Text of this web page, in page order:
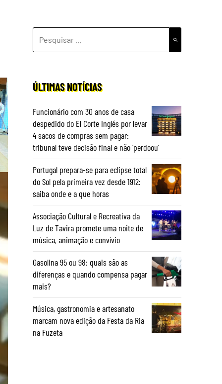
POR:
ÚLTIMAS NOTÍCIAS
Funcionário com 30 anos de casa
despedido do El Corte Inglés por levar
4 sacos de compras sem pagar:
tribunal teve decisão final e não ‘perdoou’
Portugal prepara-se para eclipse total
do Sol pela primeira vez desde 1912:
saiba onde e a que horas
Associação Cultural e Recreativa da
Luz de Tavira promete uma noite de
música, animação e convívio
Gasolina 95 ou 98: quais são as
diferenças e quando compensa pagar
mais?
Música, gastronomia e artesanato
marcam nova edição da Festa da Ria
na Fuzeta